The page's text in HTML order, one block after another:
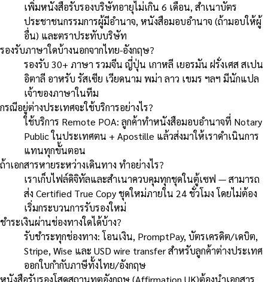
เพิ่มหนังสือรับรองบริษัทอายุไม่เกิน 6 เดือน, สำเนาบัตร
ประชาชนกรรมการผู้มีอำนาจ, หนังสือมอบอำนาจ (ถ้ามอบให้ผู้
อื่น) และตราประทับบริษัท
รองรับภาษาใดบ้างนอกจากไทย-อังกฤษ?
รองรับ 30+ ภาษา รวมจีน ญี่ปุ่น เกาหลี เยอรมัน ฝรั่งเศส สเปน
อิตาลี อาหรับ รัสเซีย เวียดนาม พม่า ลาว เขมร ฯลฯ มีนักแปล
เจ้าของภาษาในทีม
กรณีอยู่ต่างประเทศจะใช้บริการอย่างไร?
ใช้บริการ Remote POA: ลูกค้าทำหนังสือมอบอำนาจที่ Notary
Public ในประเทศตน + Apostille แล้วส่งมาให้เราดำเนินการ
แทนทุกขั้นตอน
ถ้าเอกสารหายระหว่างเดินทาง ทำอย่างไร?
เราเก็บไฟล์ดิจิทัลและสำเนาควบคุมทุกชุดในตู้เซฟ — สามารถ
ส่ง Certified True Copy ชุดใหม่ภายใน 24 ชั่วโมง โดยไม่ต้อง
เริ่มกระบวนการรับรองใหม่
ชำระเงินผ่านช่องทางใดได้บ้าง?
รับชำระทุกช่องทาง: โอนเงิน, PromptPay, บัตรเครดิต/เดบิต,
Stripe, Wise และ USD wire transfer สำหรับลูกค้าต่างประเทศ
ออกใบกำกับภาษีทั้งไทย/อังกฤษ
หนังสือรับรองโสดสถานทูตอังกฤษ (Affirmation UK)ต้องนำเอกสาร